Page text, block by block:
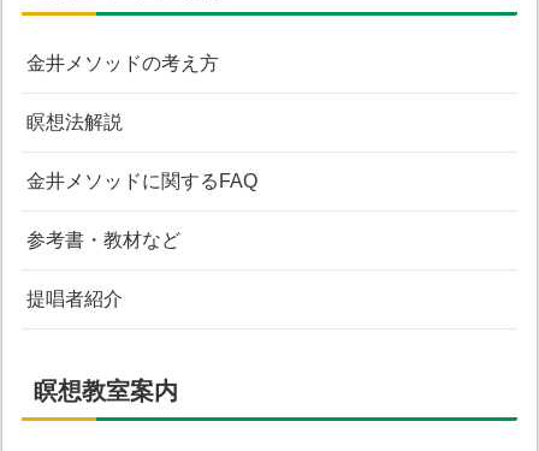
金井メソッドの考え方
瞑想法解説
金井メソッドに関するFAQ
参考書・教材など
提唱者紹介
瞑想教室案内